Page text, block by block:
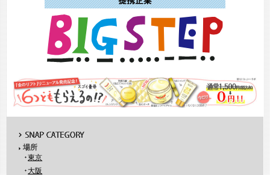
場所
東京
大阪